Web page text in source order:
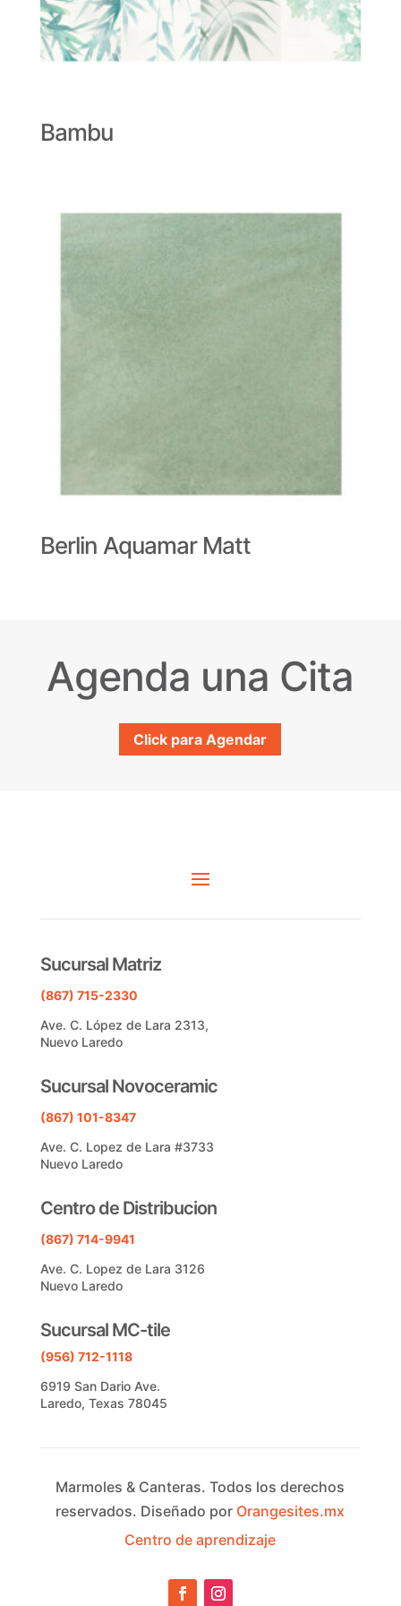
Bambu
Berlin Aquamar Matt
Agenda una Cita
Click para Agendar
Sucursal Matriz
(867) 715-2330
Ave. C. López de Lara 2313,
Nuevo Laredo
Sucursal Novoceramic
(867) 101-8347
Ave. C. Lopez de Lara #3733
Nuevo Laredo
Centro de Distribucion
(867) 714-9941
Ave. C. Lopez de Lara 3126
Nuevo Laredo
Sucursal MC-tile
(956) 712-1118
6919 San Dario Ave.
Laredo, Texas 78045
Marmoles & Canteras.Todos los derechos
reservados. Diseñado por Orangesites.mx
Centro de aprendizaje